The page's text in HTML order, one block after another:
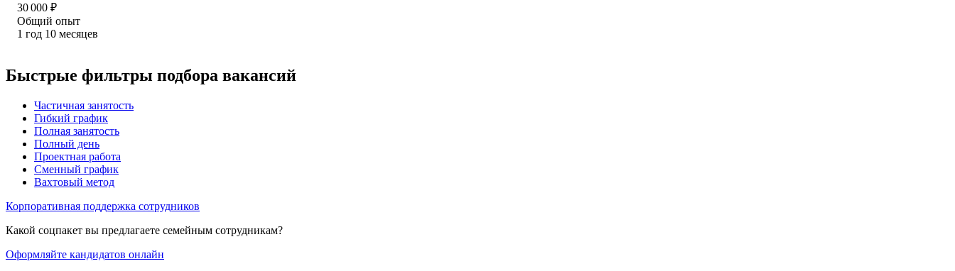
30 000 ₽
Общий опыт
1 год 10 месяцев
Быстрые фильтры подбора вакансий
Частичная занятость
Гибкий график
Полная занятость
Полный день
Проектная работа
Сменный график
Вахтовый метод
Корпоративная поддержка сотрудников
Какой соцпакет вы предлагаете семейным сотрудникам?
Оформляйте кандидатов онлайн